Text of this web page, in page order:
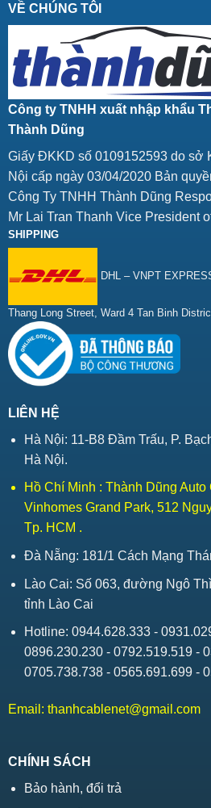
VỀ CHÚNG TÔI
Công ty TNHH xuất nhập khẩu
Thành Dũng
Giấy ĐKKD số 0109152593 do sở
Nội cấp ngày 03/04/2020 Bản
Công Ty TNHH Thành Dũng
Mr Lai Tran Thanh Vice President
SHIPPING
DHL – VNPT
Thang Long Street, Ward 4 Tan Binh
LIÊN HỆ
Hà Nội: 11-B8 Đầm Trấu, P.
Hà Nội.
Hồ Chí Minh : Thành Dũng Auto
Vinhomes Grand Park, 512
Tp. HCM .
Đà Nẵng: 181/1 Cách Mạng
Lào Cai: Số 063, đường Ngô
tỉnh Lào Cai
Hotline: 0944.628.333 -
0896.230.230 - 0792.519.519 -
0705.738.738 - 0565.691.699 -
Email: thanhcablenet@gmail.com
CHÍNH SÁCH
Bảo hành, đổi trả